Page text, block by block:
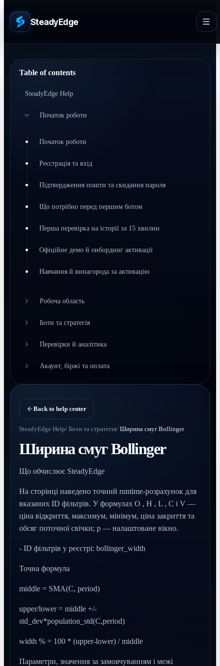
SteadyEdge
Table of contents
SteadyEdge Help
Початок роботи
Початок роботи
Реєстрація та вхід
Підтвердження пошти та скидання пароля
Що потрібно перед першим ботом
Перша перевірка на історії за 15 хвилин
Офіційне демо й онбординг активації
Навчання й винагорода за активацію
Робоча область
Боти та стратегія
Перевірки й аналітика
Акаунт, біржі та оплата
Back to help center
SteadyEdge Help/ Боти та стратегія/ Ширина смуг Bollinger
Ширина смуг Bollinger
Що обчислює SteadyEdge
На сторінці наведено точний runtime-розрахунок для
вказаних ID фільтрів. У формулах O , H , L , C і V —
ціна відкриття, максимум, мінімум, ціна закриття та
обсяг поточної свічки; p — налаштоване вікно.
- ID фільтрів у реєстрі: bollinger_width
Точна формула
middle = SMA(C, period)
upper/lower = middle +/-
std_dev*population_std(C,period)
width % = 100 * (upper-lower) / middle
Параметри, значення за замовчуванням і межі